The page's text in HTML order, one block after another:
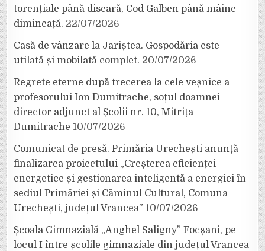
torențiale până diseară, Cod Galben până mâine
dimineață. 22/07/2026
Casă de vânzare la Jariștea. Gospodăria este
utilată și mobilată complet. 20/07/2026
Regrete eterne după trecerea la cele veșnice a
profesorului Ion Dumitrache, soțul doamnei
director adjunct al Școlii nr. 10, Mitrița
Dumitrache 10/07/2026
Comunicat de presă. Primăria Urechești anunță
finalizarea proiectului „Creșterea eficienței
energetice și gestionarea inteligentă a energiei în
sediul Primăriei și Căminul Cultural, Comuna
Urechești, județul Vrancea” 10/07/2026
Școala Gimnazială „Anghel Saligny” Focșani, pe
locul I între școlile gimnaziale din județul Vrancea